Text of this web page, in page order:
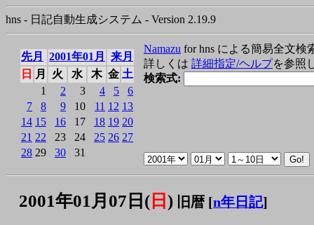
hns - 日記自動生成システム - Version 2.19.9
先月 2001年01月
来月
日
月 火 水 木 金 土
1
2 3 4 5
6
7
8 9 10 11 12 13
14 15 16 17 18 19 20
21 22 23 24 25 26 27
28 29 30 31
Namazu for hns による簡易全文検
詳しくは 詳細指定/ヘルプを参照
検索式:
2001年01月07日( 日 ) 旧暦 [n年日記]